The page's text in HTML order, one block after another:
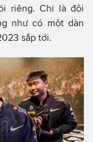
riêng. Chỉ là đội
như có một dàn
sắp tới.